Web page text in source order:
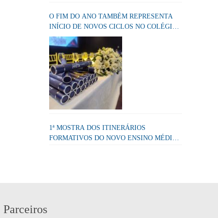
O FIM DO ANO TAMBÉM REPRESENTA
INÍCIO DE NOVOS CICLOS NO COLÉGIO
META
1ª MOSTRA DOS ITINERÁRIOS
FORMATIVOS DO NOVO ENSINO MÉDIO
Parceiros